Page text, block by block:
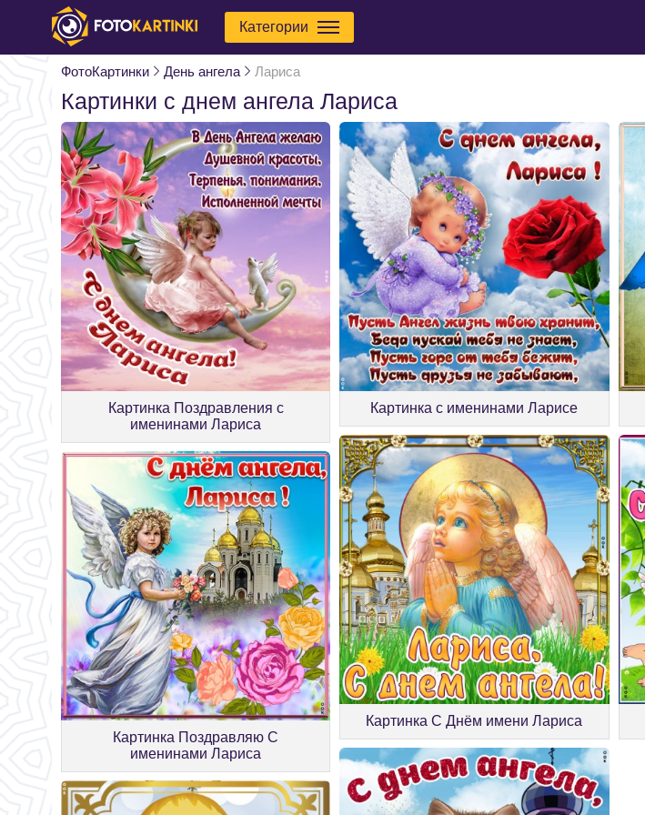
Категории
ФотоКартинки День ангела Лариса
Картинки с днем ангела Лариса
Картинка Поздравления с
именинами Лариса
Картинка с именинами Ларисе
Картинка Поздравляю С
именинами Лариса
Картинка С Днём имени Лариса